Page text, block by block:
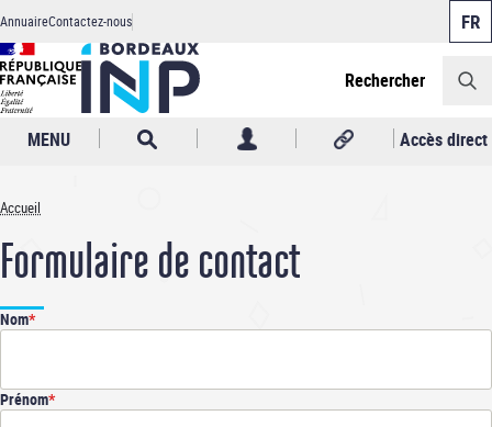
Aller
au
contenu
principal
Header
AnnuaireContactez-nous
Rechercher
MENU Accès direct
Fil
d'Ariane
Accueil
Formulaire de contact
Nom
Prénom
Panneau de gestion des cookies